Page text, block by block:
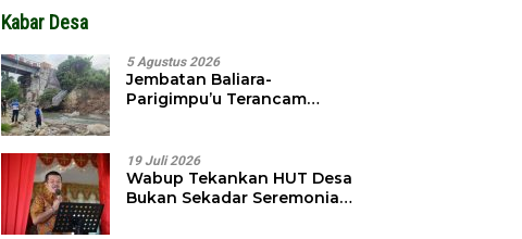
Kabar Desa
5 Agustus 2026
Jembatan Baliara-
Parigimpu’u Terancam
19 Juli 2026
Wabup Tekankan HUT Desa
Bukan Sekadar Seremonial,